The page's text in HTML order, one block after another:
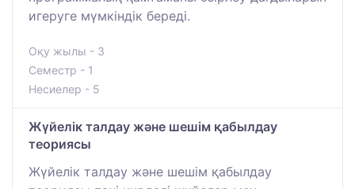
игеруге мүмкіндік береді.
Оқу жылы - 3
Семестр - 1
Несиелер - 5
Жүйелік талдау және шешім қабылдау
теориясы
Жүйелік талдау және шешім қабылдау